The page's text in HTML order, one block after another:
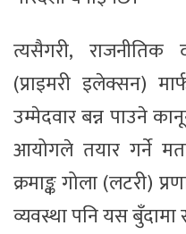
त्यसैगरी, राजनीतिक
(प्राइमरी इलेक्सन)
उम्मेदवार बन्न पाउने
आयोगले तयार गर्ने
क्रमाङ्क गोला (लटरी)
व्यवस्था पनि यस